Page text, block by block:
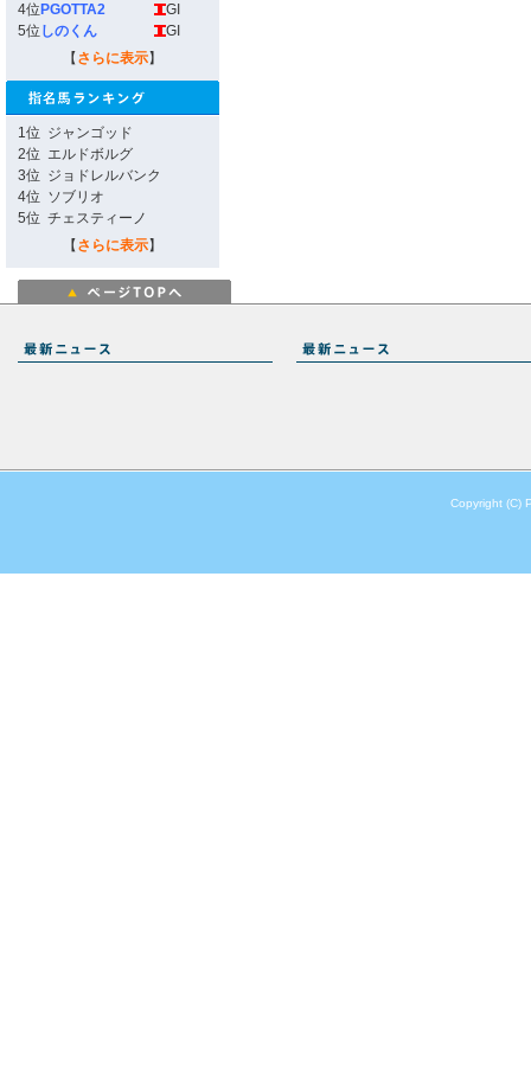
4位 PGOTTA2
GI
5位 しのくん
GI
【 さらに表示】
1位 ジャンゴッド
2位 エルドボルグ
3位 ジョドレルバンク
4位 ソブリオ
5位 チェスティーノ
【 さらに表示】
Copyright (C)